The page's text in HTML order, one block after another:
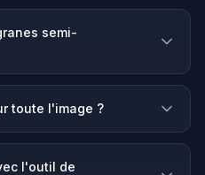
semi-
toute l'image ?
l'outil de